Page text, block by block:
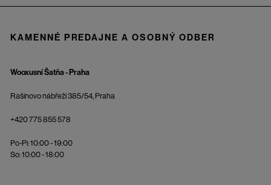
KAMENNÉ PREDAJNE A OSOBNÝ ODBER
Wooxusní Šatňa - Praha
Rašínovo nábřeží 385/54, Praha
+420 775 855 578
Po-Pi: 10:00 - 19:00
So: 10:00 - 18:00